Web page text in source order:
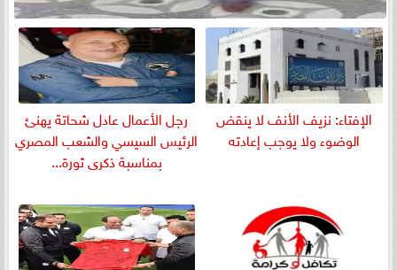
الإفتاء: نزيف الأنف لا ينقض
الوضوء ولا يوجب إعادته
رجل الأعمال عادل شحاتة يهنئ
الرئيس السيسي والشعب المصري
بمناسبة ذكرى ثورة...